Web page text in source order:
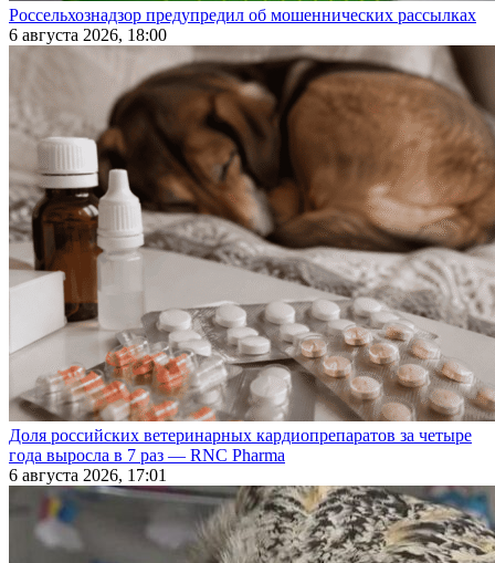
Россельхознадзор предупредил об мошеннических рассылках
6 августа 2026, 18:00
Доля российских ветеринарных кардиопрепаратов за четыре
года выросла в 7 раз — RNC Pharma
6 августа 2026, 17:01